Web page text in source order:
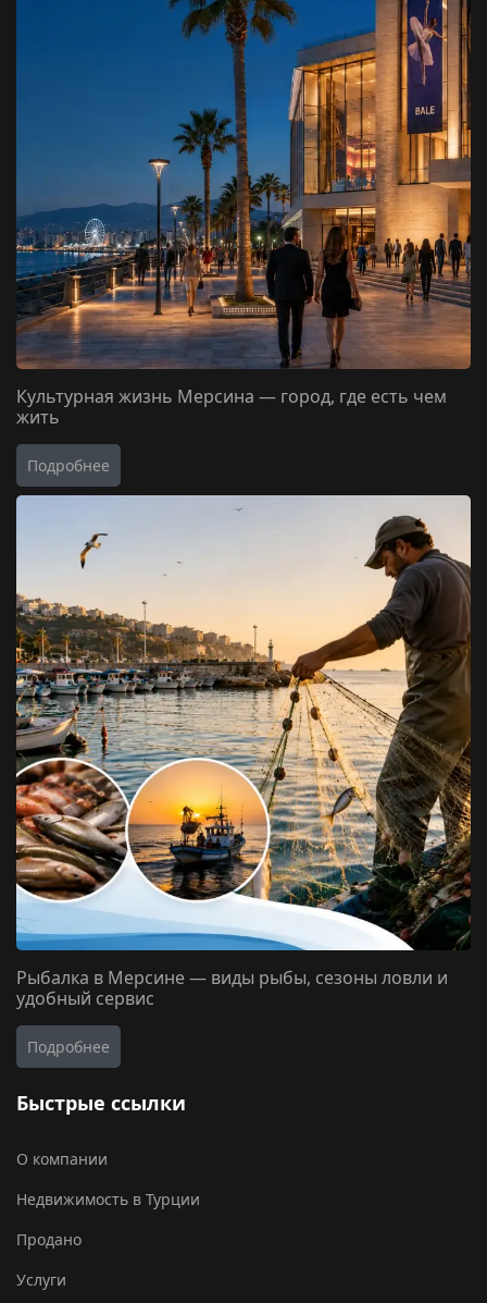
Культурная жизнь Мерсина — город, где есть чем
жить
Подробнее
Рыбалка в Мерсине — виды рыбы, сезоны ловли и
удобный сервис
Подробнее
Быстрые ссылки
О компании
Недвижимость в Турции
Продано
Услуги